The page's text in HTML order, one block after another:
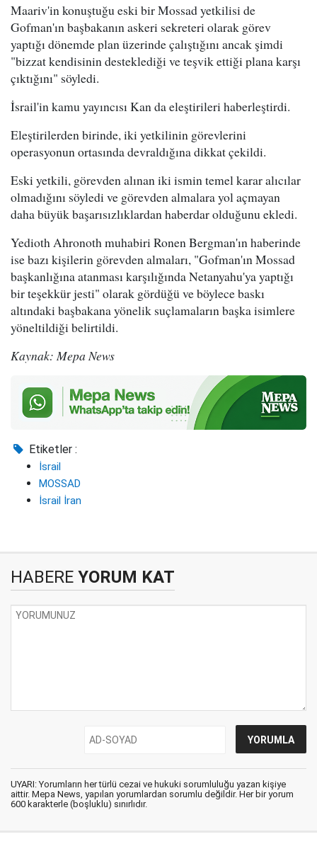
Maariv'in konuştuğu eski bir Mossad yetkilisi de
Gofman'ın başbakanın askeri sekreteri olarak görev
yaptığı dönemde plan üzerinde çalıştığını ancak şimdi
"bizzat kendisinin desteklediği ve teşvik ettiği plana karşı
çıktığını" söyledi.
İsrail'in kamu yayıncısı Kan da eleştirileri haberleştirdi.
Eleştirilerden birinde, iki yetkilinin görevlerini
operasyonun ortasında devraldığına dikkat çekildi.
Eski yetkili, görevden alınan iki ismin temel karar alıcılar
olmadığını söyledi ve görevden almalara yol açmayan
daha büyük başarısızlıklardan haberdar olduğunu ekledi.
Yedioth Ahronoth muhabiri Ronen Bergman'ın haberinde
ise bazı kişilerin görevden almaları, "Gofman'ın Mossad
başkanlığına atanması karşılığında Netanyahu'ya yaptığı
bir teşekkür jesti" olarak gördüğü ve böylece baskı
altındaki başbakana yönelik suçlamaların başka isimlere
yöneltildiği belirtildi.
Kaynak: Mepa News
Etiketler :
İsrail
MOSSAD
İsrail İran
HABERE YORUM KAT
UYARI: Yorumların her türlü cezai ve hukuki sorumluluğu yazan kişiye
aittir. Mepa News, yapılan yorumlardan sorumlu değildir. Her bir yorum
600 karakterle (boşluklu) sınırlıdır.